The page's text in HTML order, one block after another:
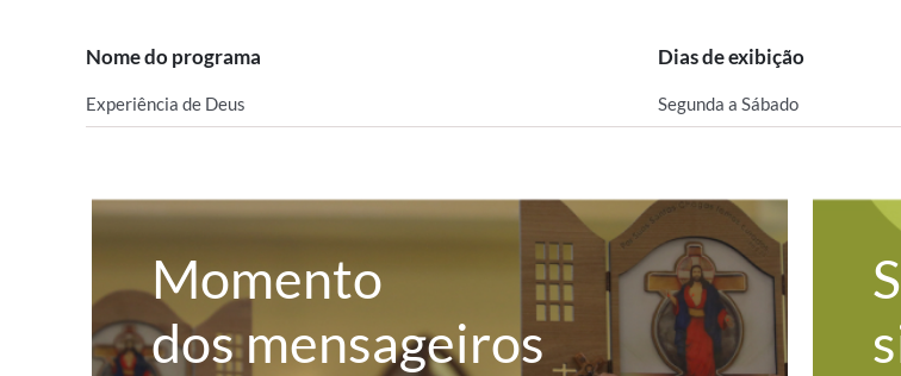
Nome do programa Dias de exibição
Experiência de Deus Segunda a Sábado
Momento
dos mensageiros